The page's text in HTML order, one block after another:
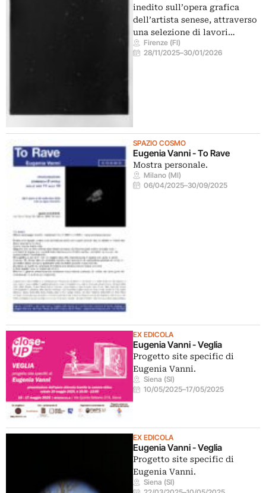
inedito sull’opera grafica
dell’artista senese, attraverso
una selezione di lavori…
Firenze (FI)
28/11/2025–30/01/2026
SPAZIO COSMO
Eugenia Vanni - To Rave
Mostra personale.
Milano (MI)
06/04/2025–30/09/2025
EX EDICOLA
Eugenia Vanni - Veglia
Progetto site specific di
Eugenia Vanni.
Siena (SI)
10/05/2025–17/05/2025
EX EDICOLA
Eugenia Vanni - Veglia
Progetto site specific di
Eugenia Vanni.
Siena (SI)